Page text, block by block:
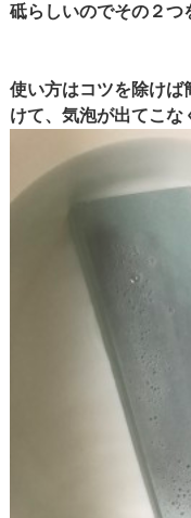
砥らしいのでその２つ
使い方はコツを除けば
けて、気泡が出てこな